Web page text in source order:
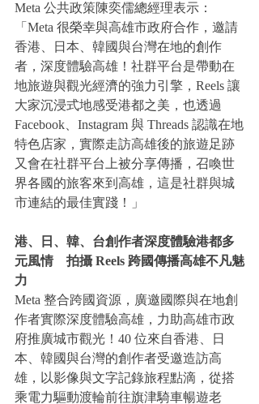
Meta 公共政策陳奕儒總經理表示：
「Meta 很榮幸與高雄市政府合作，邀請
香港、日本、韓國與台灣在地的創作
者，深度體驗高雄！社群平台是帶動在
地旅遊與觀光經濟的強力引擎，Reels 讓
大家沉浸式地感受港都之美，也透過
Facebook、Instagram 與 Threads 認識在地
特色店家，實際走訪高雄後的旅遊足跡
又會在社群平台上被分享傳播，召喚世
界各國的旅客來到高雄，這是社群與城
市連結的最佳實踐！」
港、日、韓、台創作者深度體驗港都多
元風情    拍攝 Reels 跨國傳播高雄不凡魅
力
Meta 整合跨國資源，廣邀國際與在地創
作者實際深度體驗高雄，力助高雄市政
府推廣城市觀光！40 位來自香港、日
本、韓國與台灣的創作者受邀造訪高
雄，以影像與文字記錄旅程點滴，從搭
乘電力驅動渡輪前往旗津騎車暢遊老